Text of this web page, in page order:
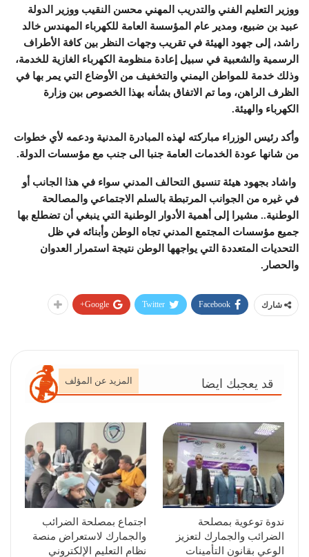
ووزير التعليم الفني والتدريب المهني محسن النقيب ووزير الدولة
عبيد بن ضبيع، ومدير عام المؤسسة العامة للكهرباء المهندس خالد
راشد، إلى جهود الهيئة في تقريب وجهات النظر بين كافة الأطراف
الرسمية والشعبية في سبيل إعادة منظومة الكهرباء الغازية للخدمة،
وذلك خدمة للمواطن اليمني والتخفيف من الأوضاع التي يمر بها في
الظرف الراهن، وما تم الاتفاق بشأنه بهذا الخصوص بين وزارة
الكهرباء والهيئة.
وأكد رئيس الوزراء مباركته لهذه المبادرة المدنية ودعمه لأي خطوات
من شانها عودة الخدمات العامة جنبا الى جنب مع مؤسسات الدولة.
واشاد بجهود هيئة تنسيق التحالف المدني سواء في هذا الجانب أو
في غيره من الجوانب المرتبطة بالسلم الاجتماعي والمصالحة
الوطنية.. مشيرا إلى أهمية الأدوار الوطنية التي ينبغي أن تضطلع بها
جميع مؤسسات المجتمع المدني تجاه الوطن وأبنائه في ظل
التحديات المتعددة التي يواجهها الوطن نتيجة استمرار العدوان
والحصار.
شارك Facebook
Twitter
Google+
قد يعجبك ايضا المزيد عن المؤلف
ندوة توعوية بمصلحة
الضرائب والجمارك لتعزيز
الوعي بقانون التأمينات
اجتماع بمصلحة الضرائب
والجمارك لاستعراض منصة
نظام التعليم الإلكتروني